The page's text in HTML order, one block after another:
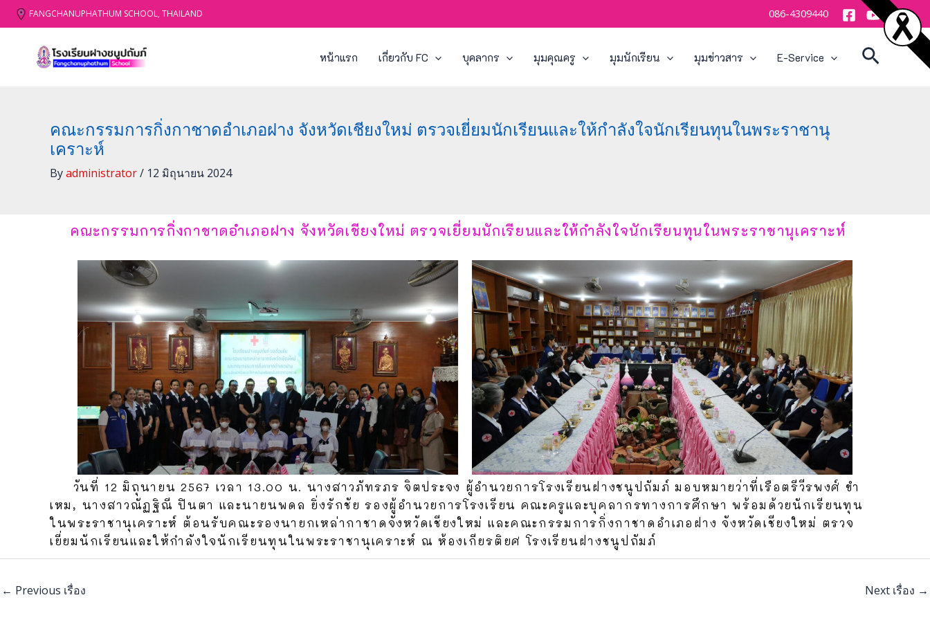
Skip
to
FANGCHANUPHATHUM SCHOOL, THAILAND 086-4309440
หน้าแรก เกี่ยวกับ FC บุคลากร มุมคุณครู มุมนักเรียน มุมข่าวสาร E-Service Search
คณะกรรมการกิ่งกาชาดอำเภอฝาง จังหวัดเชียงใหม่ ตรวจเยี่ยมนักเรียนและให้กำลังใจนักเรียนทุนในพระราชานุ
เคราะห์
Byadministrator/ 12 มิถุนายน 2024
คณะกรรมการกิ่งกาชาดอำเภอฝาง จังหวัดเชียงใหม่ ตรวจเยี่ยมนักเรียนและให้กำลังใจนักเรียนทุนในพระราชานุเคราะห์
วันที่ 12 มิถุนายน 2567 เวลา 13.00 น. นางสาวภัทรภร จิตประจง ผู้อำนวยการโรงเรียนฝางชนูปถัมภ์ มอบหมายว่าที่เรือตรีวีรพงศ์ ขำ
เหม, นางสาวณัฏฐิณี ปินตา และนายนพดล ยิ่งรักชัย รองผู้อำนวยการโรงเรียน คณะครูและบุคลากรทางการศึกษา พร้อมด้วยนักเรียนทุน
ในพระราชานุเคราะห์ ต้อนรับคณะรองนายกเหล่ากาชาดจังหวัดเชียงใหม่ และคณะกรรมการกิ่งกาชาดอำเภอฝาง จังหวัดเชียงใหม่ ตรวจ
เยี่ยมนักเรียนและให้กำลังใจนักเรียนทุนในพระราชานุเคราะห์ ณ ห้องเกียรติยศ โรงเรียนฝางชนูปถัมภ์
← Previous เรื่อง Next เรื่อง →